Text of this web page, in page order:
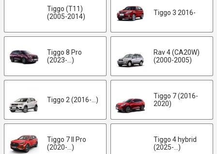
Tiggo (T11)
(2005-2014)
Tiggo 3 2016-
Tiggo 8 Pro
(2023-...)
Rav 4 (CA20W)
(2000-2005)
Tiggo 2 (2016-...)
Tiggo 7 (2016-
2020)
Tiggo 7 II Pro
(2020-...)
Tiggo 4 hybrid
(2025-...)